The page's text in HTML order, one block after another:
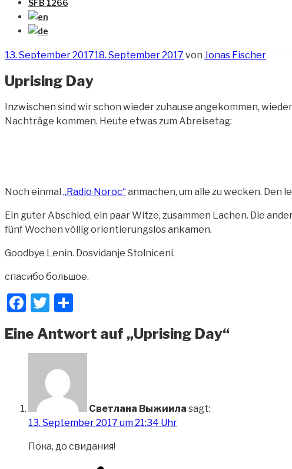
SFB 1266
Veröffentlicht
13. September 201718. September 2017 von Jonas Fischer
Uprising Day
Inzwischen sind wir schon wieder zuhause angekommen,
Nachträge kommen. Heute etwas zum Abreisetag:
Noch einmal „Radio Noroc“anmachen, um alle zu wecken. Den
Ein guter Abschied, ein paar Witze, zusammen Lachen. Die
fünf Wochen völlig orientierungslos ankamen.
Goodbye Lenin. Dosvidanje Stolniceni.
спасибо большое.
Facebook
Twitter
Eine Antwort auf „Uprising Day“
Светлана Выжиила sagt:
13. September 2017 um 21:34 Uhr
Пока, до свидания!